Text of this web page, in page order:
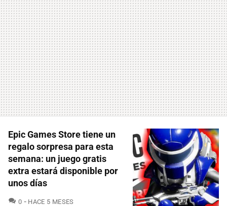
Epic Games Store tiene un
regalo sorpresa para esta
semana: un juego gratis
extra estará disponible por
unos días
0 COMENTARIOS
HACE 5 MESES